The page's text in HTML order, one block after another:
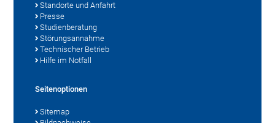
Standorte und Anfahrt
Presse
Studienberatung
Störungsannahme
Technischer Betrieb
Hilfe im Notfall
Seitenoptionen
Sitemap